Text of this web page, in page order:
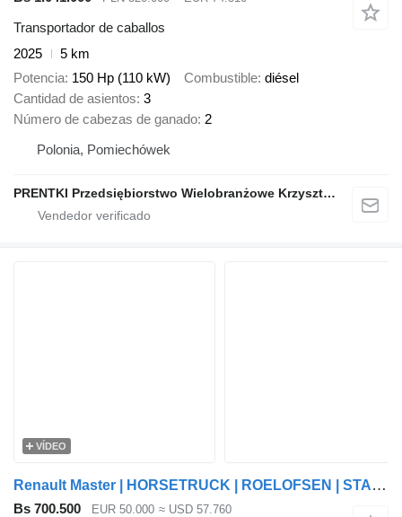
Transportador de caballos
2025
5 km
Potencia 150 Hp (110 kW) Combustible diésel
Cantidad de asientos 3
Número de cabezas de ganado 2
Polonia, Pomiechówek
PRENTKI Przedsiębiorstwo Wielobranżowe Krzysztof Prentki
VÍDEO
Renault Master | HORSETRUCK | ROELOFSEN | STALLION 3XL
Bs 700.500 EUR 50.000 ≈ USD 57.760